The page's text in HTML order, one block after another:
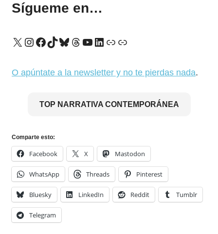
Sígueme en…
X Instagram
Facebook
TikTok
Bluesky
Threads
YouTube
LinkedIn
Enlace
Enlace
O apúntate a la newsletter y no te pierdas nada.
TOP NARRATIVA CONTEMPORÁNEA
Comparte esto:
Facebook X Mastodon
WhatsApp Threads Pinterest
Bluesky LinkedIn Reddit Tumblr
Telegram